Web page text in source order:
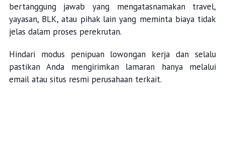
bertanggung jawab yang mengatasnamakan travel,
yayasan, BLK, atau pihak lain yang meminta biaya tidak
jelas dalam proses perekrutan.
Hindari modus penipuan lowongan kerja dan selalu
pastikan Anda mengirimkan lamaran hanya melalui
email atau situs resmi perusahaan terkait.